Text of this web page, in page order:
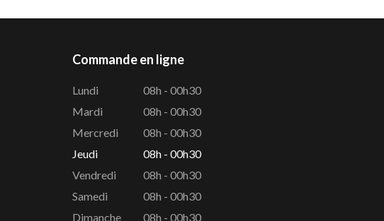
Commande en ligne
Lundi
08h - 00h30
Mardi
08h - 00h30
Mercredi
08h - 00h30
Jeudi
08h - 00h30
Vendredi
08h - 00h30
Samedi
08h - 00h30
Dimanche
08h - 00h30